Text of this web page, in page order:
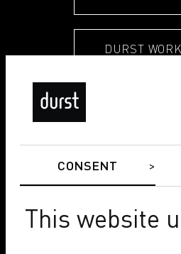
CONSENT
This website
DURST